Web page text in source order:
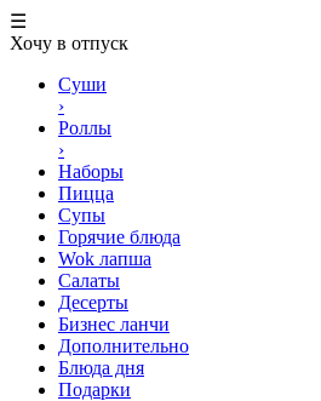
☰
Хочу в отпуск
Суши
›
Роллы
›
Наборы
Пицца
Супы
Горячие блюда
Wok лапша
Салаты
Десерты
Бизнес ланчи
Дополнительно
Блюда дня
Подарки